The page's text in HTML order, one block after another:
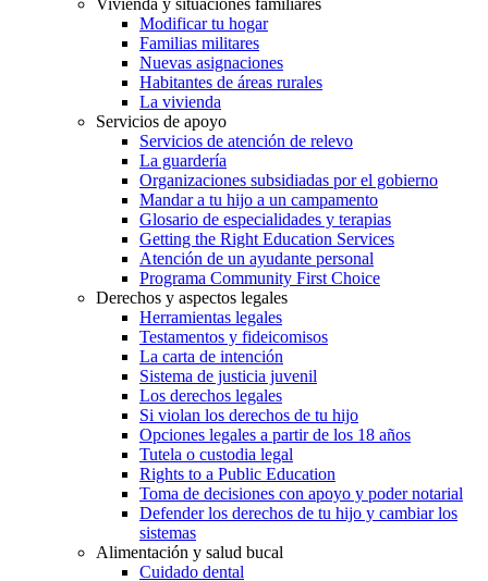
Modificar tu hogar
Familias militares
Nuevas asignaciones
Habitantes de áreas rurales
La vivienda
Servicios de apoyo
Servicios de atención de relevo
La guardería
Organizaciones subsidiadas por el gobierno
Mandar a tu hijo a un campamento
Glosario de especialidades y terapias
Getting the Right Education Services
Atención de un ayudante personal
Programa Community First Choice
Derechos y aspectos legales
Herramientas legales
Testamentos y fideicomisos
La carta de intención
Sistema de justicia juvenil
Los derechos legales
Si violan los derechos de tu hijo
Opciones legales a partir de los 18 años
Tutela o custodia legal
Rights to a Public Education
Toma de decisiones con apoyo y poder notarial
Defender los derechos de tu hijo y cambiar los
sistemas
Alimentación y salud bucal
Cuidado dental